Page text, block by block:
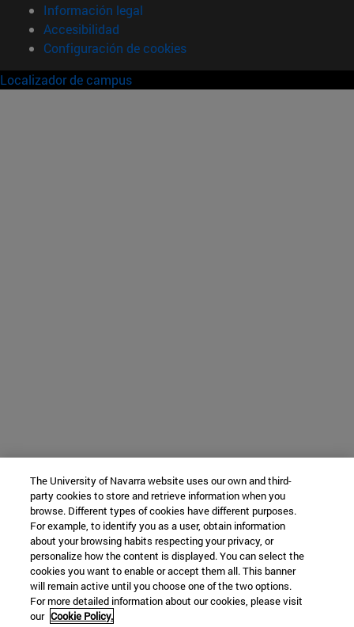
Información legal
Accesibilidad
Configuración de cookies
Localizador de campus
The University of Navarra website uses our own and third-
party cookies to store and retrieve information when you
browse. Different types of cookies have different purposes.
For example, to identify you as a user, obtain information
about your browsing habits respecting your privacy, or
personalize how the content is displayed. You can select the
cookies you want to enable or accept them all. This banner
will remain active until you choose one of the two options.
For more detailed information about our cookies, please visit
our Cookie Policy.